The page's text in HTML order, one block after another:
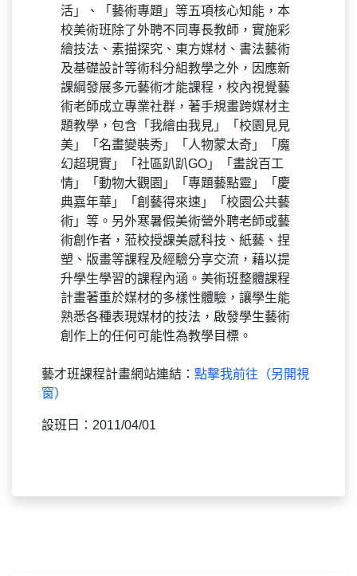
活」、「藝術專題」等五項核心知能，本
校美術班除了外聘不同專長教師，實施彩
繪技法、素描探究、東方媒材、書法藝術
及基礎設計等術科分組教學之外，因應新
課綱發展多元藝術才能課程，校內視覺藝
術老師成立專業社群，著手規畫跨媒材主
題教學，包含「我繪由我見」「校園見見
美」「名畫變裝秀」「人物蒙太奇」「魔
幻超現實」「社區趴趴GO」「畫說百工
情」「動物大觀園」「專題藝點靈」「慶
典嘉年華」「創藝得來速」「校園公共藝
術」等。另外寒暑假美術營外聘老師或藝
術創作者，蒞校授課美感科技、紙藝、捏
塑、版畫等課程及經驗分享交流，藉以提
升學生學習的課程內涵。美術班整體課程
計畫著重於媒材的多樣性體驗，讓學生能
熟悉各種表現媒材的技法，啟發學生藝術
創作上的任何可能性為教學目標。
藝才班課程計畫網站連結： 點擊我前往（另開視
窗）
設班日：2011/04/01